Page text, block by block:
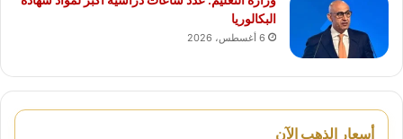
البكالوريا
6 أغسطس، 2026
أسعار الذهب الآن